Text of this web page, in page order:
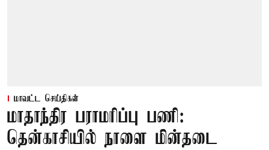
மாவட்ட செய்திகள்
மாதாந்திர பராமரிப்பு பணி:
தென்காசியில் நாளை மின்தடை